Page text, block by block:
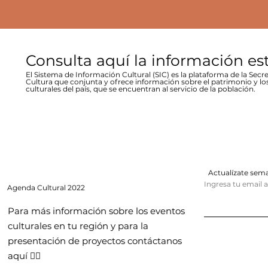
Consulta aquí la información
El Sistema de Información Cultural (SIC) es la plataforma de la
Cultura que conjunta y ofrece información sobre el patrimonio y
culturales del país, que se encuentran al servicio de la población.
Agenda Cultural 2022
Para más información sobre los eventos
culturales en tu región y para la
presentación de proyectos contáctanos
aquí 👇🏻
Actualízate
Ingresa tu email